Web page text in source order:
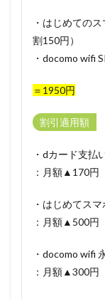
・はじめての
割150円）
・docomo wifi
＝1950円
割引適用額
・dカード支払
：月額▲170円
・はじめてス
：月額▲500円
・docomo wifi
：月額▲300円